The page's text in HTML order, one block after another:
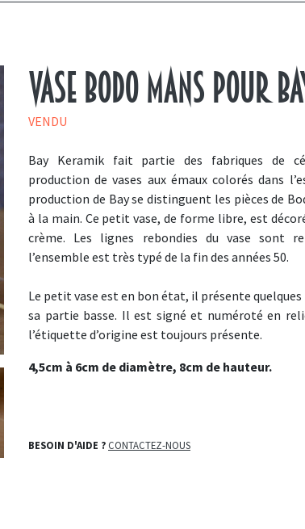
Vase Bodo Mans pour
VENDU
Bay Keramik fait partie des fabriques de
production de vases aux émaux colorés dans
production de Bay se distinguent les pièces de
à la main. Ce petit vase, de forme libre, est
crème. Les lignes rebondies du vase sont
l’ensemble est très typé de la fin des années 50.
Le petit vase est en bon état, il présente quelques
sa partie basse. Il est signé et numéroté en
l’étiquette d’origine est toujours présente.
4,5cm à 6cm de diamètre, 8cm de hauteur.
BESOIN D'AIDE ?CONTACTEZ-NOUS